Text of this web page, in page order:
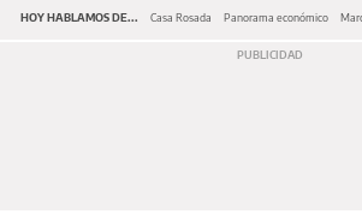
HOY HABLAMOS DE... Casa Rosada Panorama económico